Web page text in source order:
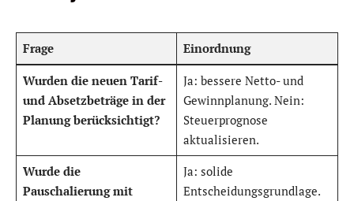
Frage Einordnung
Wurden die neuen Tarif-
und Absetzbeträge in der
Planung berücksichtigt?
Ja: bessere Netto- und
Gewinnplanung. Nein:
Steuerprognose
aktualisieren.
Wurde die
Pauschalierung mit
Ja: solide
Entscheidungsgrundlage.